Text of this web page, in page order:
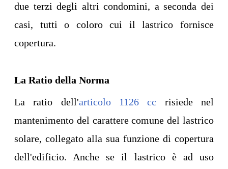
due terzi degli altri condomini, a seconda dei
casi, tutti o coloro cui il lastrico fornisce
copertura.
La Ratio della Norma
La ratio dell'articolo 1126 cc risiede nel
mantenimento del carattere comune del lastrico
solare, collegato alla sua funzione di copertura
dell'edificio. Anche se il lastrico è ad uso